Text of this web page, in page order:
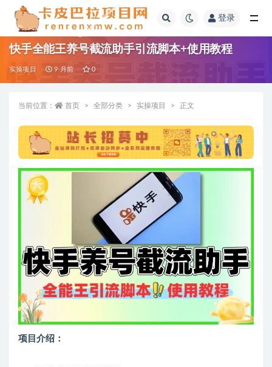
登录
快手全能王养号截流助手引流脚本+使用教程
实操项目 9 月前 0
当前位置： 首页 全部分类 实操项目 正文
项目介绍：
全部